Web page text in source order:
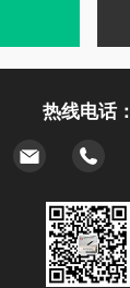
热线电话：